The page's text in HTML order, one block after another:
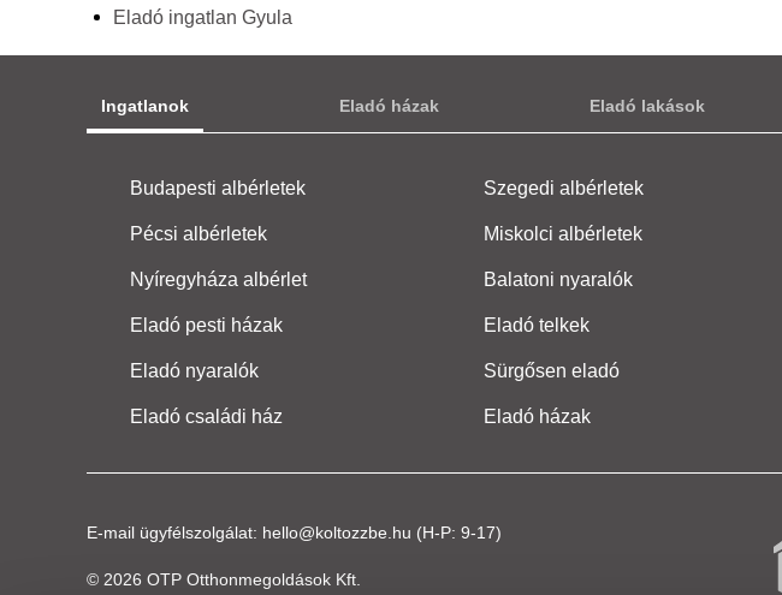
Eladó ingatlan Gyula
Ingatlanok Eladó házak Eladó lakások
Budapesti albérletek Szegedi albérletek
Pécsi albérletek Miskolci albérletek
Nyíregyháza albérlet Balatoni nyaralók
Eladó pesti házak Eladó telkek
Eladó nyaralók Sürgősen eladó
Eladó családi ház Eladó házak
E-mail ügyfélszolgálat: hello@koltozzbe.hu (H-P: 9-17)
© 2026 OTP Otthonmegoldások Kft.